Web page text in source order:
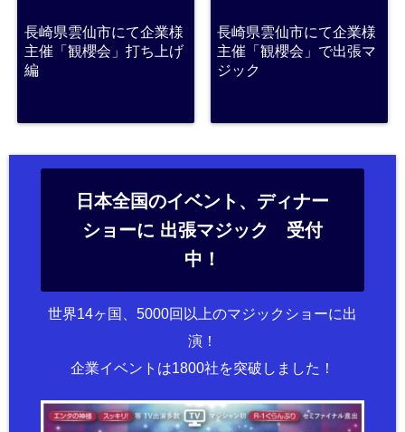
長崎県雲仙市にて企業様
主催「観櫻会」打ち上げ
編
長崎県雲仙市にて企業様
主催「観櫻会」で出張マ
ジック
日本全国のイベント、ディナー
ショーに 出張マジック 受付
中！
世界14ヶ国、5000回以上のマジックショーに出
演！
企業イベントは1800社を突破しました！